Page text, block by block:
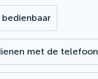
met de telefoon